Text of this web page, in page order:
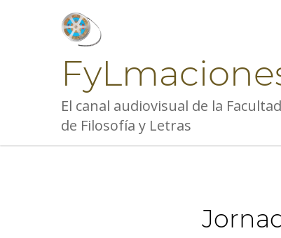
El canal audiovisual de la Facultad
de Filosofía y Letras